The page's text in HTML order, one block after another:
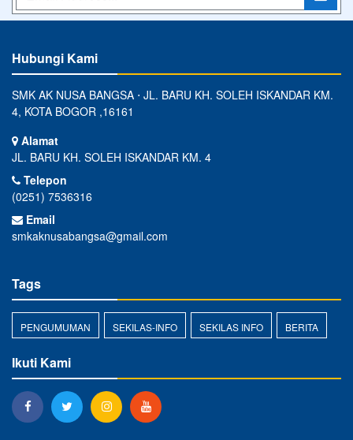
Hubungi Kami
SMK AK NUSA BANGSA ⋅ JL. BARU KH. SOLEH ISKANDAR KM.
4, KOTA BOGOR ,16161
Alamat
JL. BARU KH. SOLEH ISKANDAR KM. 4
Telepon
(0251) 7536316
Email
smkaknusabangsa@gmail.com
Tags
PENGUMUMAN SEKILAS-INFO SEKILAS INFO BERITA
Ikuti Kami